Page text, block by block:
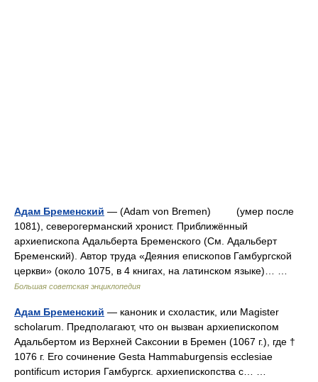
Адам Бременский — (Adam von Bremen) (умер после
1081), северогерманский хронист. Приближённый
архиепископа Адальберта Бременского (См. Адальберт
Бременский). Автор труда «Деяния епископов Гамбургской
церкви» (около 1075, в 4 книгах, на латинском языке)… …
Большая советская энциклопедия
Адам Бременский — каноник и схоластик, или Magister
scholarum. Предполагают, что он вызван архиепископом
Адальбертом из Верхней Саксонии в Бремен (1067 г.), где †
1076 г. Его сочинение Gesta Hammaburgensis ecclesiae
pontificum история Гамбургск. архиепископства с… …